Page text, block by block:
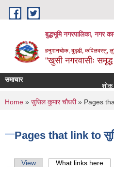
Skip to main content
बुद्धभूमि नगरपालिका, नगर
हनुमानचोक, बुड्ढी, कपिलवस्तु,
"खुसी नगरवासीः समृद्ध
समाचार
शोक
You are here
Home » सुसिल कुमार चौधरी» Pages
Pages that link to
Primary tabs
View What links here